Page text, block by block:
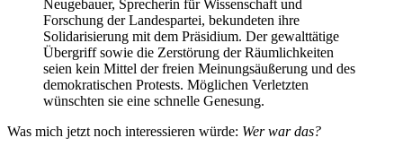
Neugebauer, Sprecherin für Wissenschaft und
Forschung der Landespartei, bekundeten ihre
Solidarisierung mit dem Präsidium. Der gewalttätige
Übergriff sowie die Zerstörung der Räumlichkeiten
seien kein Mittel der freien Meinungsäußerung und des
demokratischen Protests. Möglichen Verletzten
wünschten sie eine schnelle Genesung.
Was mich jetzt noch interessieren würde: Wer war das?